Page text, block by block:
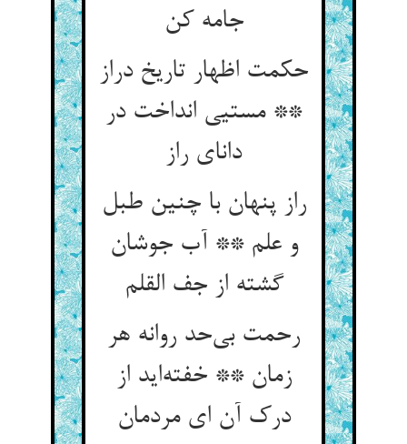
جامه کن
حکمت اظهار تاریخ دراز
** مستیی انداخت در
دانای راز
راز پنهان با چنین طبل
و علم ** آب جوشان
گشته از جف القلم
رحمت بی‌حد روانه هر
زمان ** خفته‌اید از
درک آن ای مردمان